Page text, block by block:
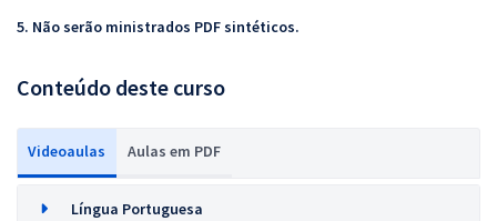
5. Não serão ministrados PDF sintéticos.
Conteúdo deste curso
Videoaulas Aulas em PDF
Língua Portuguesa